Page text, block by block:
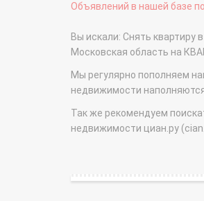
Объявлений в нашей базе
Вы искали: Снять квартиру
Московская область на
Мы регулярно пополняем
недвижимости
Так же рекомендуем
недвижимости циан.ру